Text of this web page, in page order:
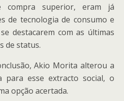
superior, eram já
de tecnologia de consumo e
destacarem com as últimas
de status.
Akio Morita alterou a
para esse extracto social, o
opção acertada.